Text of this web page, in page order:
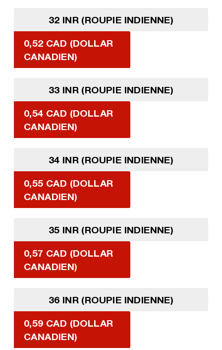
32 INR (ROUPIE INDIENNE)
0,52 CAD (DOLLAR
CANADIEN)
33 INR (ROUPIE INDIENNE)
0,54 CAD (DOLLAR
CANADIEN)
34 INR (ROUPIE INDIENNE)
0,55 CAD (DOLLAR
CANADIEN)
35 INR (ROUPIE INDIENNE)
0,57 CAD (DOLLAR
CANADIEN)
36 INR (ROUPIE INDIENNE)
0,59 CAD (DOLLAR
CANADIEN)